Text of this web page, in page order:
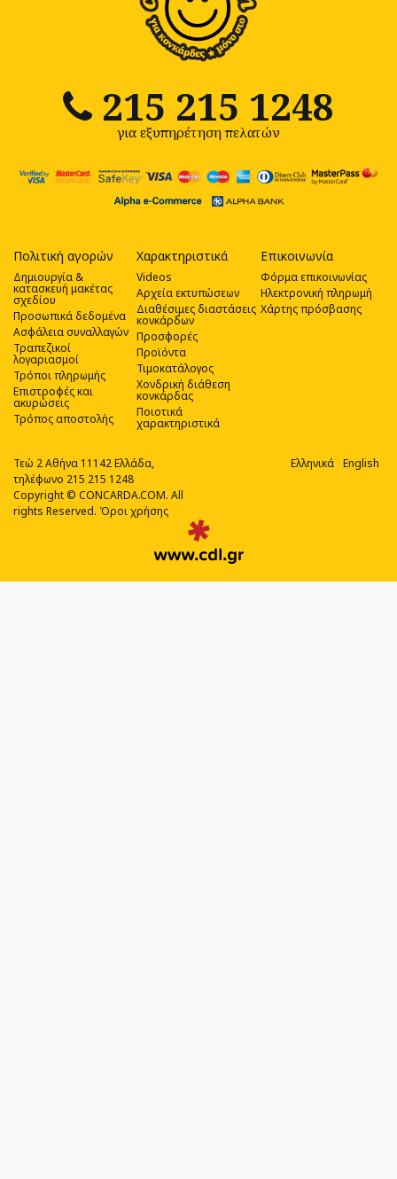
215 215 1248
για εξυπηρέτηση πελατών
Πολιτική αγορών
Δημιουργία &
κατασκευή μακέτας
σχεδίου
Προσωπικά δεδομένα
Ασφάλεια συναλλαγών
Τραπεζικοί
λογαριασμοί
Τρόποι πληρωμής
Επιστροφές και
ακυρώσεις
Τρόπος αποστολής
Χαρακτηριστικά
Videos
Αρχεία εκτυπώσεων
Διαθέσιμες διαστάσεις
κονκάρδων
Προσφορές
Προϊόντα
Τιμοκατάλογος
Χονδρική διάθεση
κονκάρδας
Ποιοτικά
χαρακτηριστικά
Επικοινωνία
Φόρμα επικοινωνίας
Ηλεκτρονική πληρωμή
Χάρτης πρόσβασης
Τεώ 2 Αθήνα 11142 Ελλάδα,
τηλέφωνο 215 215 1248
Copyright © CONCARDA.COM. All
rights Reserved. Όροι χρήσης
Ελληνικά English
Design,